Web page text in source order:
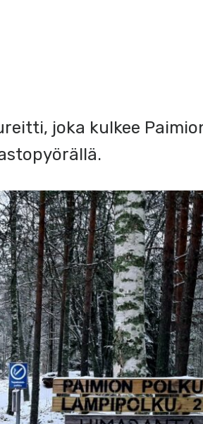
joka kulkee